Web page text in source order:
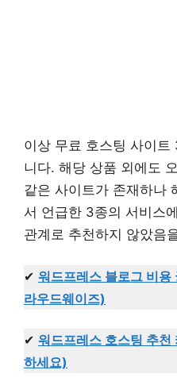
이상 무료 호스팅 사이
니다. 해당 상품 외에도
같은 사이트가 존재하나
서 언급한 3종의 서비스
관계로 추천하지 않았음
✔ 워드프레스 블로그 비
라우드웨이즈)
✔ 워드프레스 호스팅 추
하세요)